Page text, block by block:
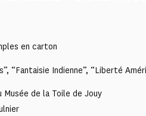
en carton
“Fantaisie Indienne”, “Liberté
de la Toile de Jouy